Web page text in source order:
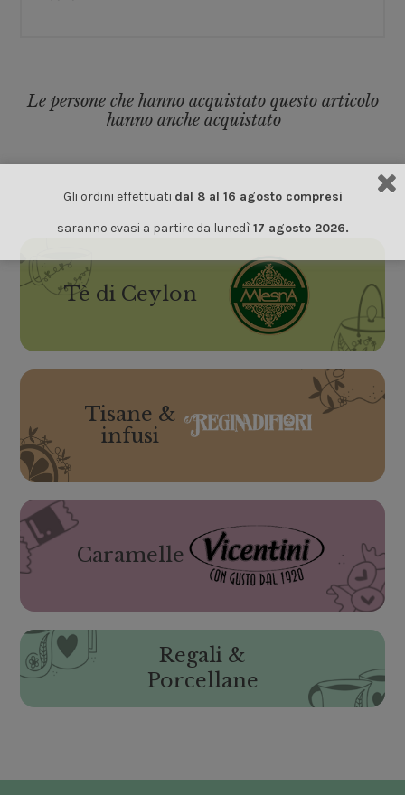
Le persone che hanno acquistato questo articolo
hanno anche acquistato
Tè di Ceylon
Tisane &
infusi
Caramelle
Regali &
Porcellane
Gli ordini effettuati dal 8 al 16 agosto compresi
saranno evasi a partire da lunedì 17 agosto 2026.